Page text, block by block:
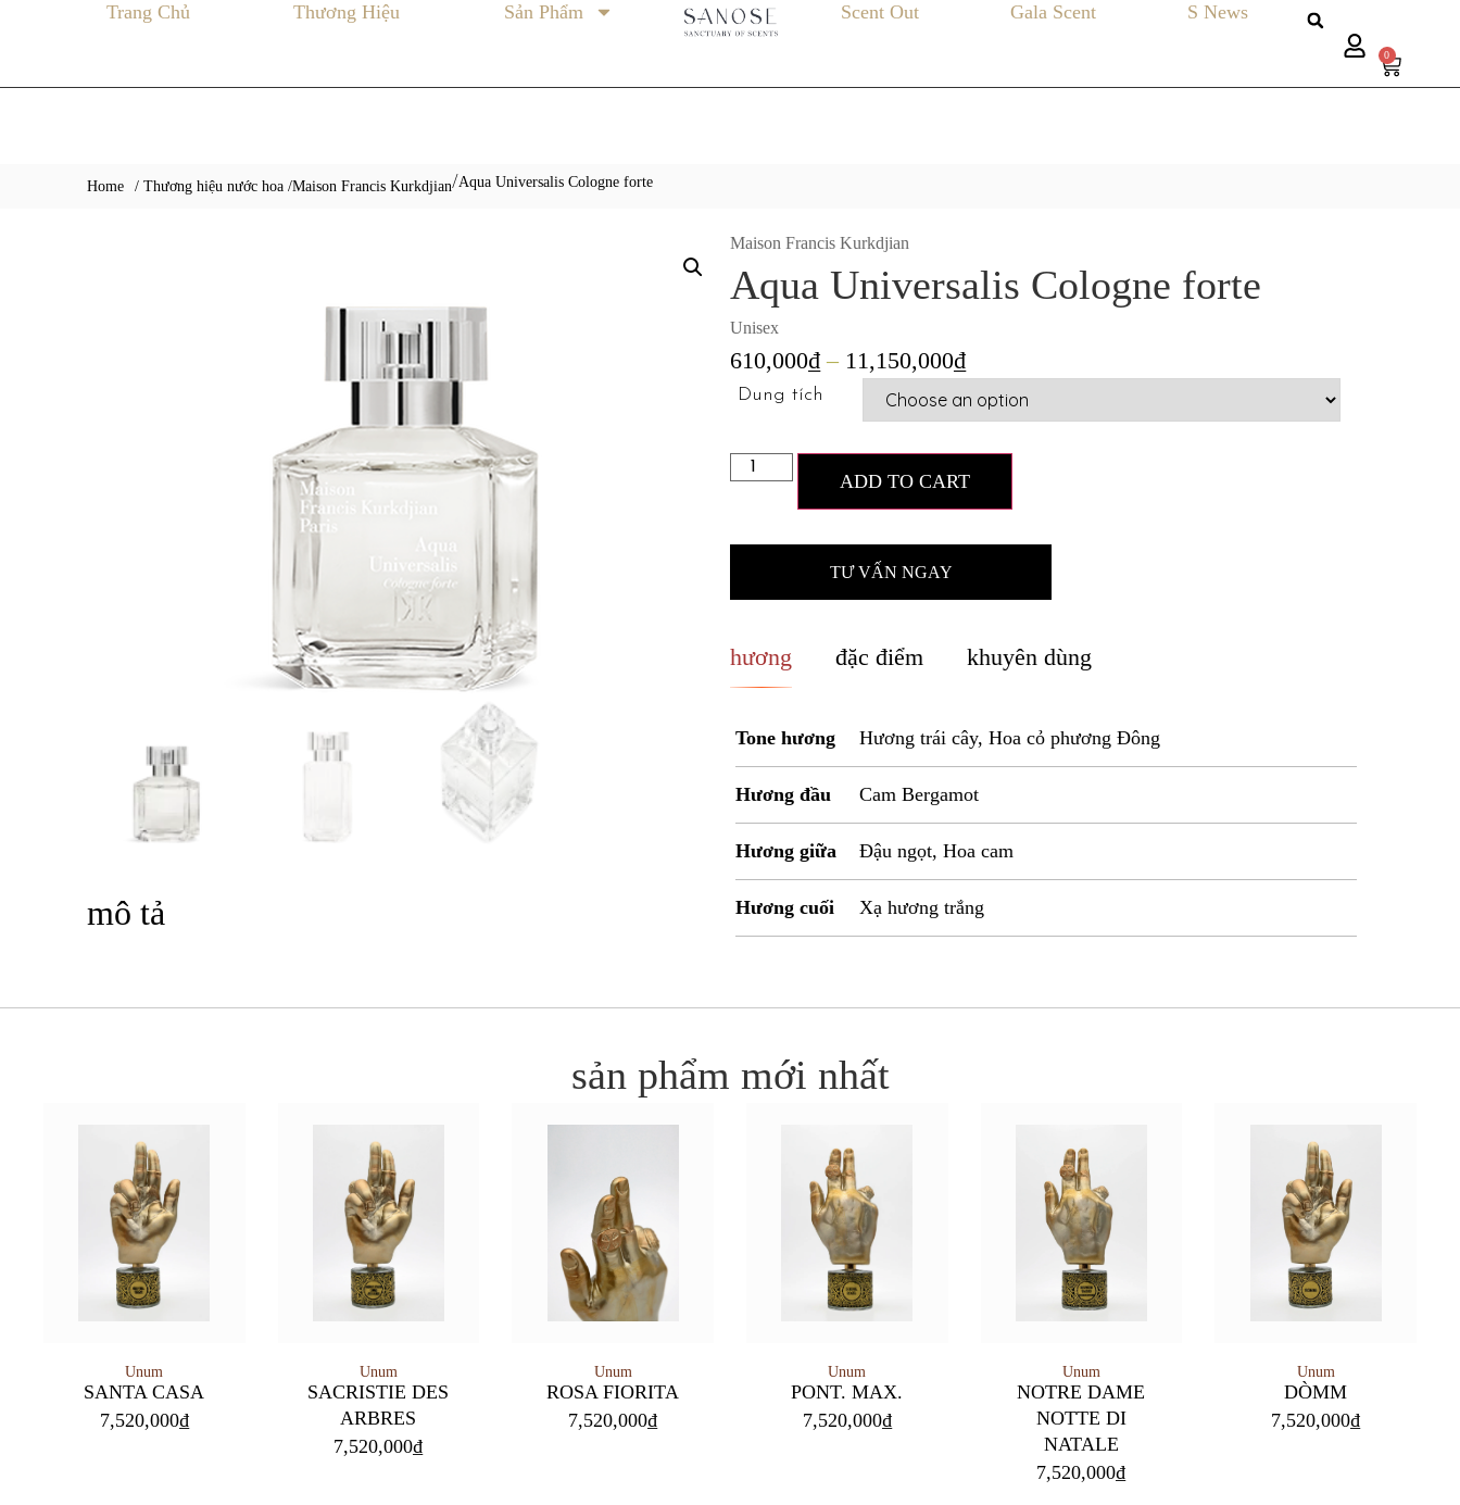
Trang Chủ Thương Hiệu Sản Phẩm Scent Out Gala Scent S News
0
Home / Thương hiệu nước hoa /Maison Francis Kurkdjian/Aqua Universalis Cologne forte
mô tả
Maison Francis Kurkdjian
Aqua Universalis Cologne forte
Unisex
610,000₫ – 11,150,000₫
Dung tích
ADD TO CART
TƯ VẤN NGAY
hương đặc điểm khuyên dùng
Tone hương Hương trái cây, Hoa cỏ phương Đông
Hương đầu Cam Bergamot
Hương giữa Đậu ngọt, Hoa cam
Hương cuối Xạ hương trắng
sản phẩm mới nhất
Unum
SANTA CASA
7,520,000₫
Unum
SACRISTIE DES
ARBRES
7,520,000₫
Unum
ROSA FIORITA
7,520,000₫
Unum
PONT. MAX.
7,520,000₫
Unum
NOTRE DAME
NOTTE DI
NATALE
7,520,000₫
Unum
DÒMM
7,520,000₫